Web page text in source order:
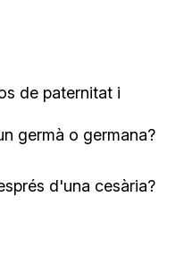
de paternitat i
germà o germana?
d'una cesària?